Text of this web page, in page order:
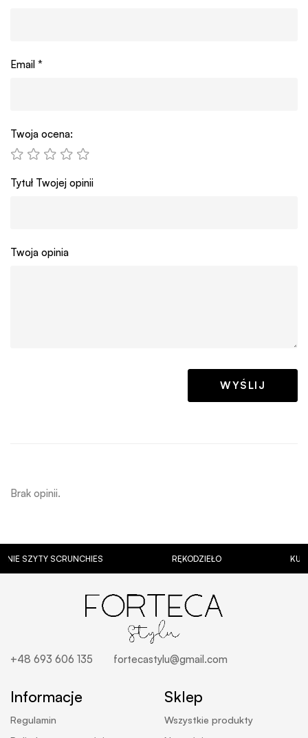
Email *
Twoja ocena:
Tytuł Twojej opinii
Twoja opinia
Brak opinii.
SCRUNCHIES RĘKODZIEŁO KUBKI Z
+48 693 606 135 fortecastylu@gmail.com
Informacje
Regulamin
Sklep
Wszystkie produkty